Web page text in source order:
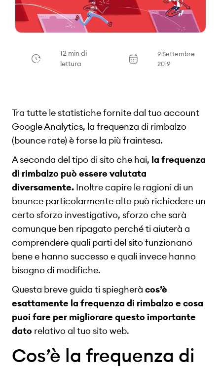
12 min di
lettura
9 Settembre
2019
Tra tutte le statistiche fornite dal tuo account
Google Analytics, la frequenza di rimbalzo
(bounce rate) è forse la più fraintesa.
A seconda del tipo di sito che hai, la frequenza
di rimbalzo può essere valutata
diversamente. Inoltre capire le ragioni di un
bounce particolarmente alto può richiedere un
certo sforzo investigativo, sforzo che sarà
comunque ben ripagato perché ti aiuterà a
comprendere quali parti del sito funzionano
bene e hanno successo e quali invece hanno
bisogno di modifiche.
Questa breve guida ti spiegherà cos’è
esattamente la frequenza di rimbalzo e cosa
puoi fare per migliorare questo importante
dato relativo al tuo sito web.
Cos’è la frequenza di